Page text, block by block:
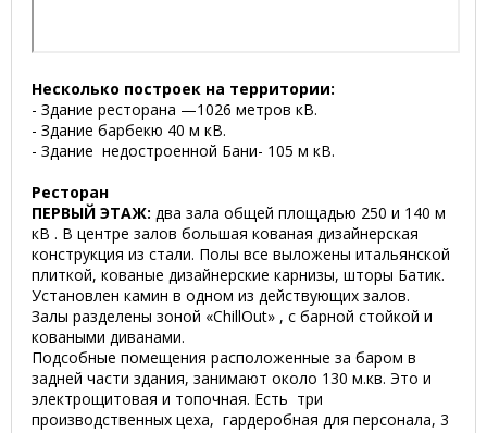
Несколько построек на территории:
- Здание ресторана —1026 метров кВ.
- Здание барбекю 40 м кВ.
- Здание недостроенной Бани- 105 м кВ.
Ресторан
ПЕРВЫЙ ЭТАЖ: два зала общей площадью 250 и 140 м
кВ . В центре залов большая кованая дизайнерская
конструкция из стали. Полы все выложены итальянской
плиткой, кованые дизайнерские карнизы, шторы Батик.
Установлен камин в одном из действующих залов.
Залы разделены зоной «СhillOut» , с барной стойкой и
коваными диванами.
Подсобные помещения расположенные за баром в
задней части здания, занимают около 130 м.кв. Это и
электрощитовая и топочная. Есть три
производственных цеха, гардеробная для персонала, 3